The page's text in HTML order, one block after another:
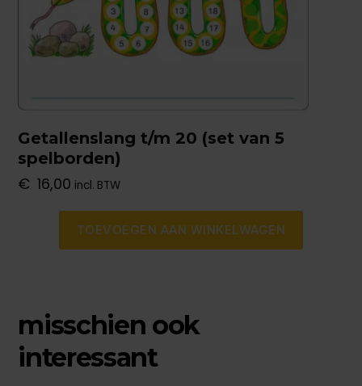
Getallenslang t/m 20 (set van 5
spelborden)
€ 16,00 incl. BTW
TOEVOEGEN AAN WINKELWAGEN
misschien ook
interessant